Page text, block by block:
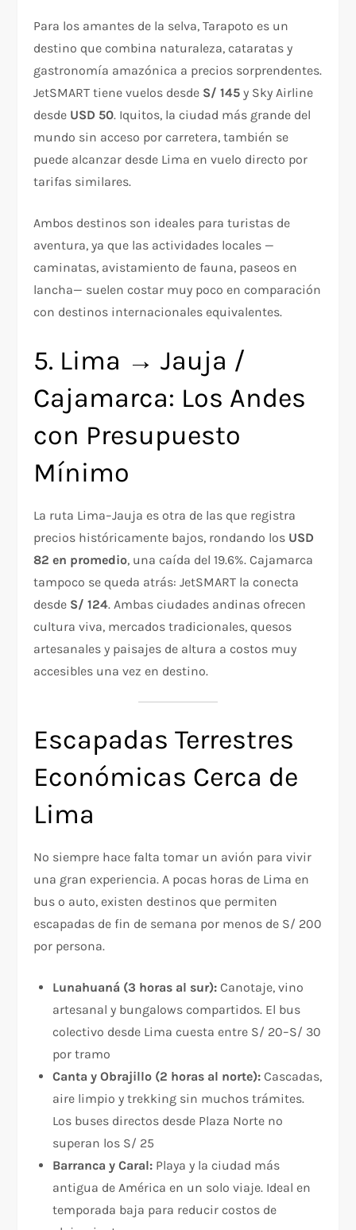
Para los amantes de la selva, Tarapoto es un
destino que combina naturaleza, cataratas y
gastronomía amazónica a precios sorprendentes.
JetSMART tiene vuelos desde S/ 145 y Sky Airline
desde USD 50. Iquitos, la ciudad más grande del
mundo sin acceso por carretera, también se
puede alcanzar desde Lima en vuelo directo por
tarifas similares.
Ambos destinos son ideales para turistas de
aventura, ya que las actividades locales —
caminatas, avistamiento de fauna, paseos en
lancha— suelen costar muy poco en comparación
con destinos internacionales equivalentes.
5. Lima → Jauja /
Cajamarca: Los Andes
con Presupuesto
Mínimo
La ruta Lima–Jauja es otra de las que registra
precios históricamente bajos, rondando los USD
82 en promedio, una caída del 19.6%. Cajamarca
tampoco se queda atrás: JetSMART la conecta
desde S/ 124. Ambas ciudades andinas ofrecen
cultura viva, mercados tradicionales, quesos
artesanales y paisajes de altura a costos muy
accesibles una vez en destino.
Escapadas Terrestres
Económicas Cerca de
Lima
No siempre hace falta tomar un avión para vivir
una gran experiencia. A pocas horas de Lima en
bus o auto, existen destinos que permiten
escapadas de fin de semana por menos de S/ 200
por persona.
Lunahuaná (3 horas al sur): Canotaje, vino
artesanal y bungalows compartidos. El bus
colectivo desde Lima cuesta entre S/ 20–S/ 30
por tramo
Canta y Obrajillo (2 horas al norte): Cascadas,
aire limpio y trekking sin muchos trámites.
Los buses directos desde Plaza Norte no
superan los S/ 25
Barranca y Caral: Playa y la ciudad más
antigua de América en un solo viaje. Ideal en
temporada baja para reducir costos de